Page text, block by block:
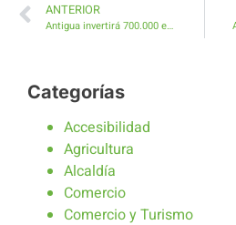
ANTERIOR
Antigua invertirá 700.000 euros en mejoras de la gestión del agua en Caleta de Fuste y Costa de Antigua
Categorías
Accesibilidad
Agricultura
Alcaldía
Comercio
Comercio y Turismo